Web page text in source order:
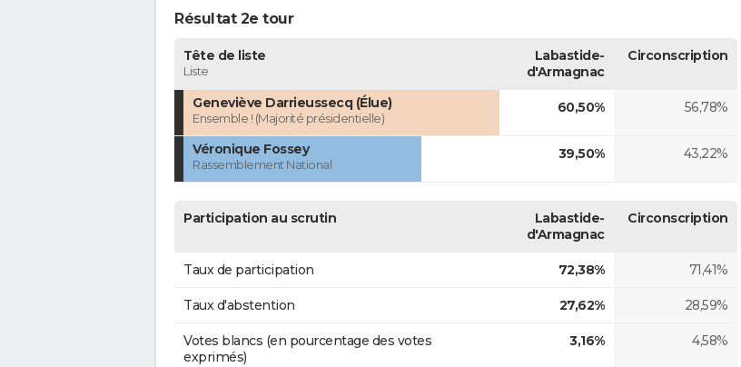
Résultat 2e tour
Tête de liste
Liste
Labastide-
d'Armagnac
Circonscription
Geneviève Darrieussecq (Élue)
Ensemble ! (Majorité présidentielle)
60,50% 56,78%
Véronique Fossey
Rassemblement National
39,50% 43,22%
Participation au scrutin
Labastide-
d'Armagnac
Circonscription
Taux de participation 72,38% 71,41%
Taux d'abstention 27,62% 28,59%
Votes blancs (en pourcentage des votes
exprimés)
3,16% 4,58%